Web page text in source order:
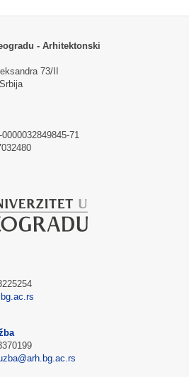
- Arhitektonski
73/II
0000032849845-71